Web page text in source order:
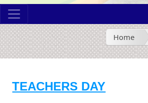
Home
TEACHERS DAY